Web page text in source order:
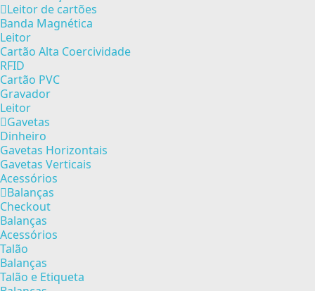
Leitor de cartões
Banda Magnética
Leitor
Cartão Alta Coercividade
RFID
Cartão PVC
Gravador
Leitor
Gavetas
Dinheiro
Gavetas Horizontais
Gavetas Verticais
Acessórios
Balanças
Checkout
Balanças
Acessórios
Talão
Balanças
Talão e Etiqueta